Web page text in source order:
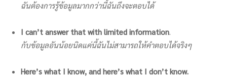
ฉันต้องการรู้ข้อมูลมากกว่านี้ฉันถึงจะตอบได้
I can’t answer that with limited information.
กับข้อมูลอันน้อยนิดแค่นี้ฉันไม่สามารถให้คำตอบได้จริงๆ
Here’s what I know, and here’s what I don’t know.